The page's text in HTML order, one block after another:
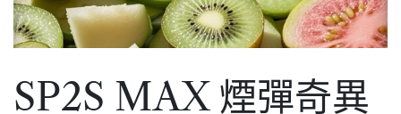
SP2S MAX 煙彈奇異